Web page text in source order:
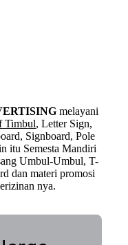
melayani
Timbul, Letter Sign,
Signboard, Pole
itu Semesta Mandiri
Umbul-Umbul, T-
dan materi promosi
nya.